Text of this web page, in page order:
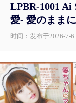
LPBR-1001 Ai
愛- 愛のままに
时间：发布于2026-7-6